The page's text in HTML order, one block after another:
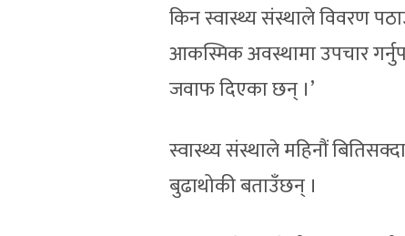
किन स्वास्थ्य संस्थाले विवरण
आकस्मिक अवस्थामा उपचार
जवाफ दिएका छन् ।’
स्वास्थ्य संस्थाले महिनौं
बुढाथोकी बताउँछन् ।